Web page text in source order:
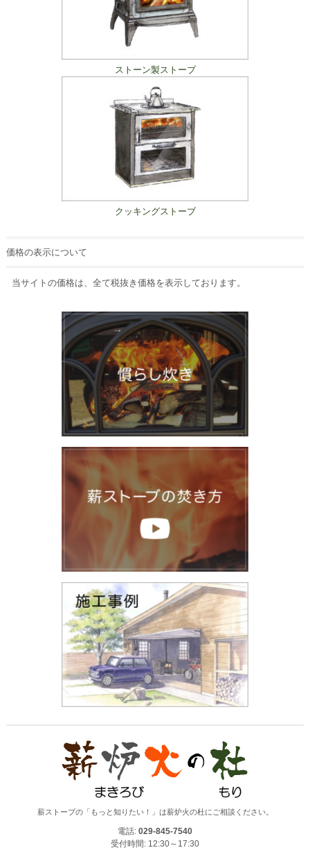
ストーン製ストーブ
クッキングストーブ
価格の表示について
当サイトの価格は、全て税抜き価格を表示しております。
薪ストーブの「もっと知りたい！」は薪炉火の杜にご相談ください。
電話: 029-845-7540
受付時間: 12:30～17:30